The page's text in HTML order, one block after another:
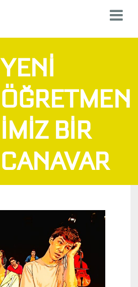
YENI
ÖĞRETMEN
IMIZ BIR
CANAVAR